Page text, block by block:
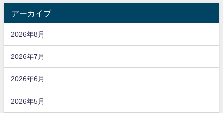
アーカイブ
2026年8月
2026年7月
2026年6月
2026年5月